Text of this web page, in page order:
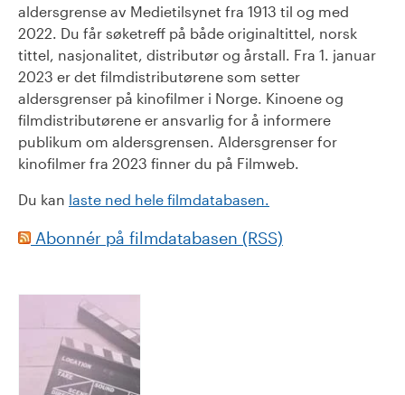
aldersgrense av Medietilsynet fra 1913 til og med
2022. Du får søketreff på både originaltittel, norsk
tittel, nasjonalitet, distributør og årstall. Fra 1. januar
2023 er det filmdistributørene som setter
aldersgrenser på kinofilmer i Norge. Kinoene og
filmdistributørene er ansvarlig for å informere
publikum om aldersgrensen. Aldersgrenser for
kinofilmer fra 2023 finner du på Filmweb.
Du kan laste ned hele filmdatabasen.
Abonnér på filmdatabasen (RSS)